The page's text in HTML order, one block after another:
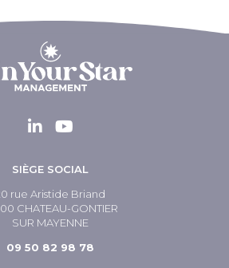
SIÈGE SOCIAL
rue Aristide Briand
CHATEAU-GONTIER
SUR MAYENNE
09 50 82 98 78